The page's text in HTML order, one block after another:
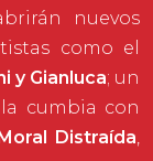
nuevos
como el
y Gianluca; un
cumbia con
Distraída